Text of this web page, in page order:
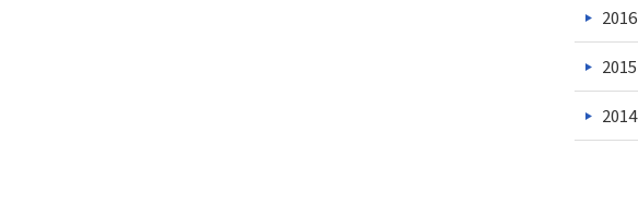
2016
2015
2014